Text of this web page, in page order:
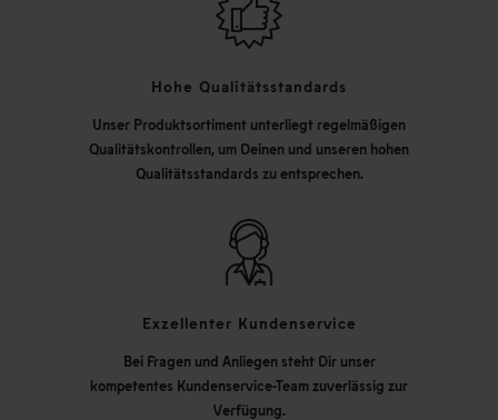
Hohe Qualitätsstandards
Unser Produktsortiment unterliegt regelmäßigen
Qualitätskontrollen, um Deinen und unseren hohen
Qualitätsstandards zu entsprechen.
Exzellenter Kundenservice
Bei Fragen und Anliegen steht Dir unser
kompetentes Kundenservice-Team zuverlässig zur
Verfügung.